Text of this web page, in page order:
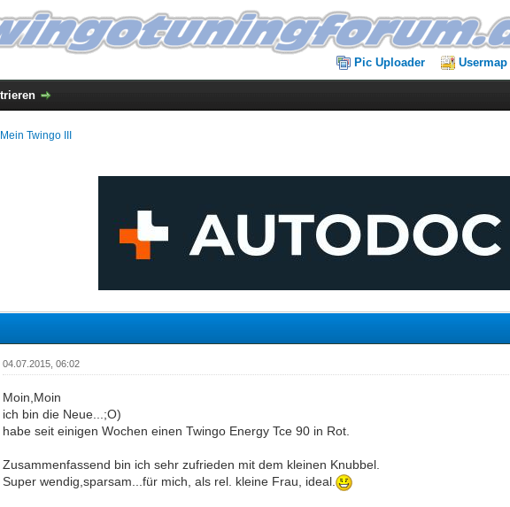
Pic Uploader Usermap
Mein Twingo III
04.07.2015, 06:02
Moin,Moin
ich bin die Neue...;O)
habe seit einigen Wochen einen Twingo Energy Tce 90 in Rot.
Zusammenfassend bin ich sehr zufrieden mit dem kleinen Knubbel.
Super wendig,sparsam...für mich, als rel. kleine Frau, ideal.